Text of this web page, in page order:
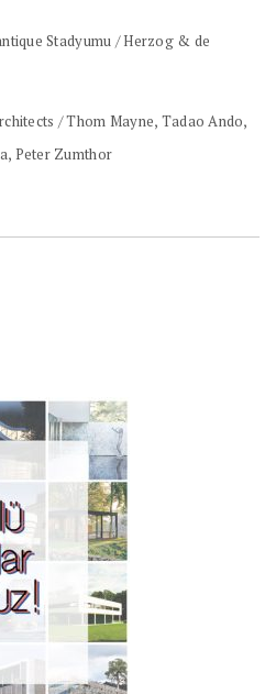
Stadyumu / Herzog & de
/ Thom Mayne, Tadao Ando,
Peter Zumthor